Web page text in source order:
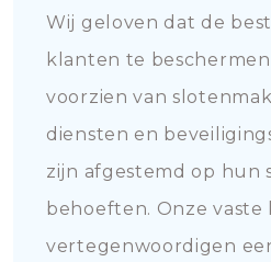
Wij geloven dat de
klanten te
voorzien van
diensten en
zijn afgestemd op hun
behoeften. Onze vaste
vertegenwoordigen